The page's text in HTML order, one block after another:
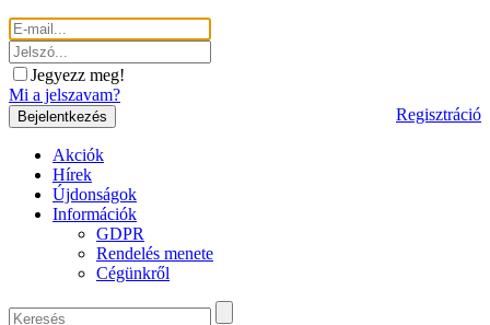
Jegyezz meg!
Mi a jelszavam?
Regisztráció
Akciók
Hírek
Újdonságok
Információk
GDPR
Rendelés menete
Cégünkről